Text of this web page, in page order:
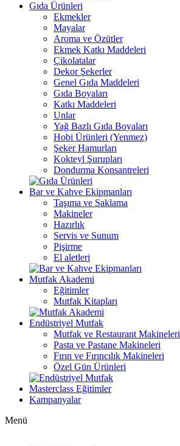
Gıda Ürünleri
Ekmekler
Mayalar
Aroma ve Özütler
Ekmek Katkı Maddeleri
Çikolatalar
Dekor Şekerler
Genel Gıda Maddeleri
Gıda Boyaları
Katkı Maddeleri
Unlar
Yağ Bazlı Gıda Boyaları
Hobi Ürünleri (Yenmez)
Şeker Hamurları
Kokteyl Şurupları
Dondurma Konsantreleri
Bar ve Kahve Ekipmanları
Taşıma ve Saklama
Makineler
Hazırlık
Servis ve Sunum
Pişirme
El aletleri
Mutfak Akademi
Eğitimler
Mutfak Kitapları
Endüstriyel Mutfak
Mutfak ve Restaurant Makineleri
Pasta ve Pastane Makineleri
Fırın ve Fırıncılık Makineleri
Özel Gün Ürünleri
Masterclass Eğitimler
Kampanyalar
Menü